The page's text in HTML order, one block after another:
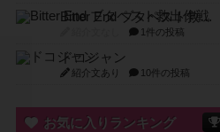
Bitter End ブタペスト救出作戦
1件の投稿
ドコジャン
紹介文あり 10件の投稿
お気に入りランキング